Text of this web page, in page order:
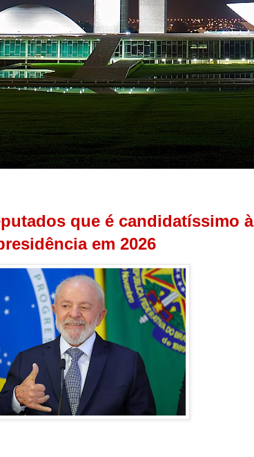
que é candidatíssimo à
em 2026